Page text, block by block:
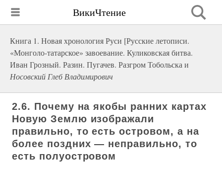
ВикиЧтение
Книга 1. Новая хронология Руси [Русские летописи.
«Монголо-татарское» завоевание. Куликовская битва.
Иван Грозный. Разин. Пугачев. Разгром Тобольска и
Носовский Глеб Владимирович
2.6. Почему на якобы ранних картах
Новую Землю изображали
правильно, то есть островом, а на
более поздних — неправильно, то
есть полуостровом